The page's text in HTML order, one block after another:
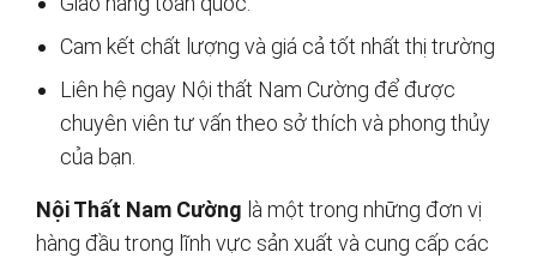
Cam kết chất lượng và giá cả tốt nhất thị trường
Liên hệ ngay Nội thất Nam Cường để được
chuyên viên tư vấn theo sở thích và phong thủy
của bạn.
Nội Thất Nam Cường là một trong những đơn vị
hàng đầu trong lĩnh vực sản xuất và cung cấp các